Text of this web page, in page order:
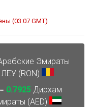
(03:07 GMT)
Эмираты
(RON)
0.7925 Дирхам
(AED)